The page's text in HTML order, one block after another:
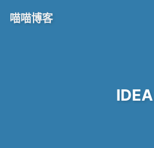
喵喵博客
IDEA